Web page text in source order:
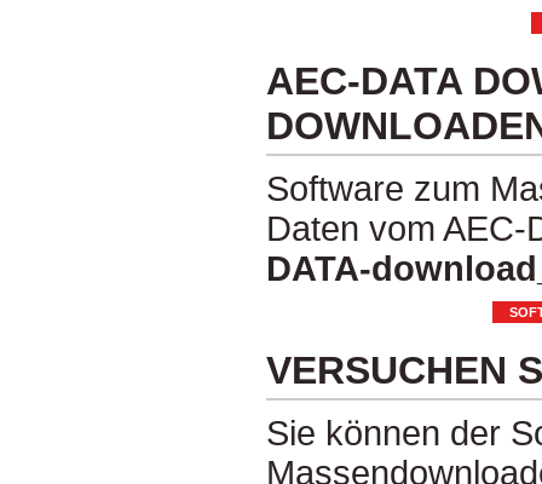
AEC-DATA
Software zum
Daten vom
DATA-
VERSUCHEN
Sie können der